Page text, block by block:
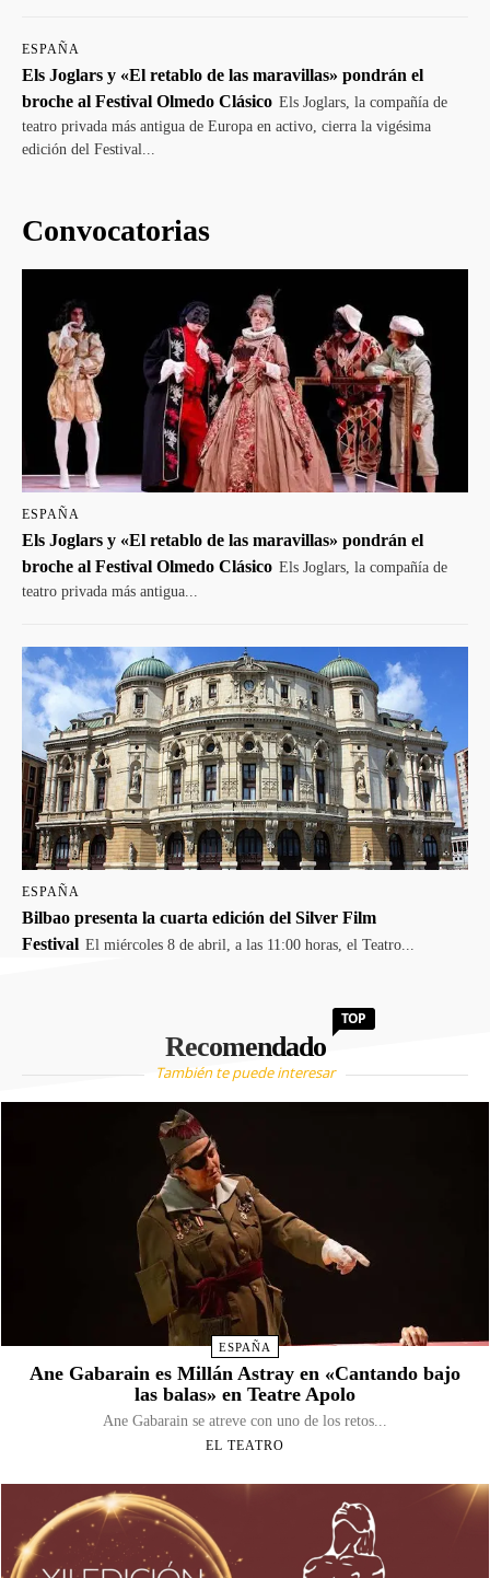
ESPAÑA
Els Joglars y «El retablo de las maravillas» pondrán el
broche al Festival Olmedo Clásico Els Joglars, la compañía de
teatro privada más antigua de Europa en activo, cierra la vigésima
edición del Festival...
Convocatorias
ESPAÑA
Els Joglars y «El retablo de las maravillas» pondrán el
broche al Festival Olmedo Clásico Els Joglars, la compañía de
teatro privada más antigua...
ESPAÑA
Bilbao presenta la cuarta edición del Silver Film
Festival El miércoles 8 de abril, a las 11:00 horas, el Teatro...
Recomendado
TOP
También te puede interesar
ESPAÑA
Ane Gabarain es Millán Astray en «Cantando bajo
las balas» en Teatre Apolo
Ane Gabarain se atreve con uno de los retos...
EL TEATRO